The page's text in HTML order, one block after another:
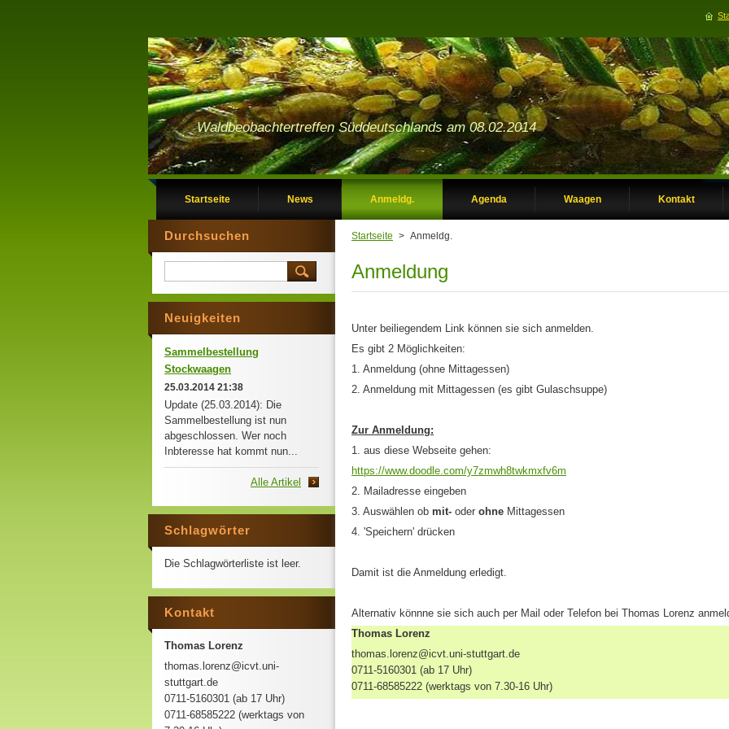
Waldbeobachtertreffen Süddeutschlands am 08.02.2014
Startseite News Anmeldg. Agenda Waagen Kontakt
Startseite > Anmeldg.
Anmeldung
Unter beiliegendem Link können sie sich anmelden.
Es gibt 2 Möglichkeiten:
1. Anmeldung (ohne Mittagessen)
2. Anmeldung mit Mittagessen (es gibt Gulaschsuppe)
Zur Anmeldung:
1. aus diese Webseite gehen:
https://www.doodle.com/y7zmwh8twkmxfv6m
2. Mailadresse eingeben
3. Auswählen ob mit- oder ohne Mittagessen
4. 'Speichern' drücken
Damit ist die Anmeldung erledigt.
Alternativ könnne sie sich auch per Mail oder Telefon bei Thomas Lorenz
Thomas Lorenz
thomas.lorenz@icvt.uni-stuttgart.de
0711-5160301 (ab 17 Uhr)
0711-68585222 (werktags von 7.30-16 Uhr)
Durchsuchen
Neuigkeiten
Sammelbestellung
Stockwaagen
25.03.2014 21:38
Update (25.03.2014): Die
Sammelbestellung ist nun
abgeschlossen. Wer noch
Inbteresse hat kommt nun...
Alle Artikel
Schlagwörter
Die Schlagwörterliste ist leer.
Kontakt
Thomas Lorenz
thomas.lorenz@icvt.uni-
stuttgart.de
0711-5160301 (ab 17 Uhr)
0711-68585222 (werktags von